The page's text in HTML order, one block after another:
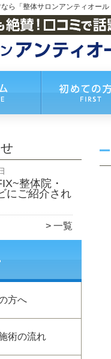
ら「整体サロンアンティオール
整体院・
にご紹介され
一覧
方へ
術の流れ